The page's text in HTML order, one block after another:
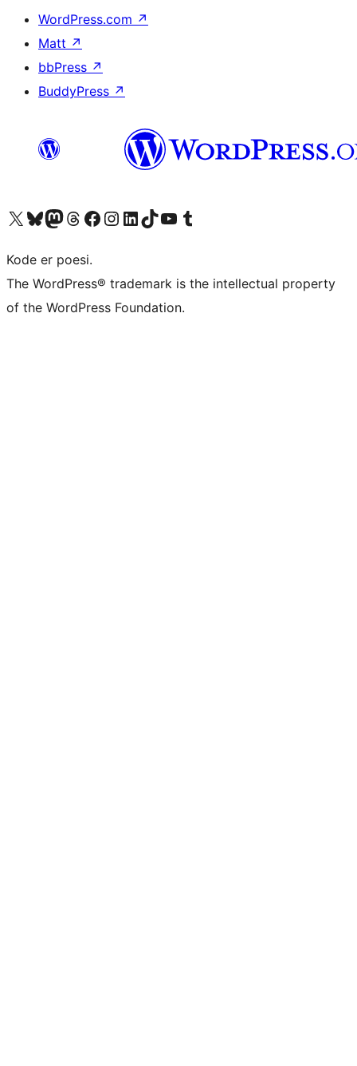
WordPress.com ↗
Matt ↗
bbPress ↗
BuddyPress ↗
Besøg vores X (tidligere Twitter) konto
Besøg vores Bluesky-konto
Besøg vores Mastodon konto
Besøg vores Threads-konto
Besøg vores Facebook sideBesøg vores Instagram konto
Besøg vores LinkedIn konto
Besøg vores TikTok-konto
Besøg vores YouTube-kanalBesøg vores Tumblr-konto
Kode er poesi.
The WordPress® trademark is the intellectual property
of the WordPress Foundation.